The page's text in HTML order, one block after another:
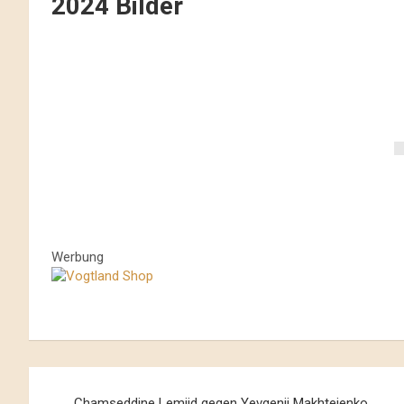
Werbung